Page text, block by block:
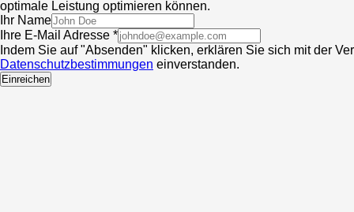
optimale Leistung optimieren können.
Ihr Name
Ihre E-Mail Adresse *
Indem Sie auf "Absenden" klicken, erklären Sie sich mit der
Datenschutzbestimmungen einverstanden.